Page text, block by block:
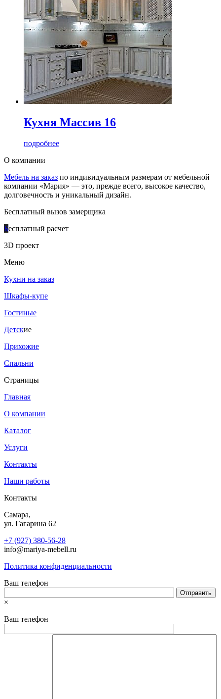
Кухня Массив 16
подробнее
О компании
Мебель на заказ по индивидуальным размерам от мебельной
компании «Мария» — это, прежде всего, высокое качество,
долговечность и уникальный дизайн.
Бесплатный вызов замерщика
Бесплатный расчет
3D проект
Меню
Кухни на заказ
Шкафы-купе
Гостиные
Детские
Прихожие
Спальни
Страницы
Главная
О компании
Каталог
Услуги
Контакты
Наши работы
Контакты
Самара,
ул. Гагарина 62
+7 (927) 380-56-28
info@mariya-mebell.ru
Политика конфиденциальности
Ваш телефон
×
Ваш телефон